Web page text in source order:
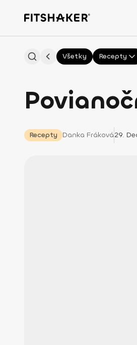
Všetky Recepty
Recepty Danka Fráková29.